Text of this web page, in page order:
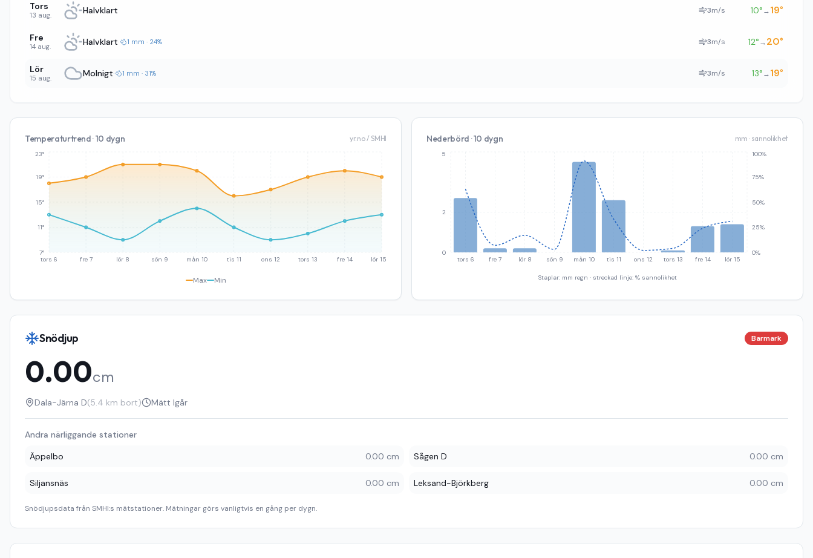
Tors
13 aug. Halvklart 3m/s 10°→19°
Fre
14 aug. Halvklart· 1 mm · 24% 3m/s 12°→20°
Lör
15 aug. Molnigt· 1 mm · 31% 3m/s 13°→19°
Temperaturtrend · 10 dygn yr.no / SMHI
tors 6 fre 7 lör 8 sön 9 mån 10 tis 11 ons 12 tors 13 fre 14 lör 15
7°
11°
15°
19°
23°
Max Min
Nederbörd · 10 dygn mm · sannolikhet
tors 6 fre 7 lör 8 sön 9 mån 10 tis 11 ons 12 tors 13 fre 14 lör 15
0
2
5
0%
25%
50%
75%
100%
Staplar: mm regn · streckad linje: % sannolikhet
Snödjup Barmark
0.00cm
Dala-Järna D(5.4 km bort) Mätt Igår
Andra närliggande stationer
Äppelbo
0.00 cm Sågen D 0.00 cm
Siljansnäs 0.00 cm Leksand-Björkberg 0.00 cm
Snödjupsdata från SMHI:s mätstationer. Mätningar görs vanligtvis en gång per dygn.